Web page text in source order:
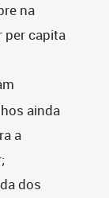
na
per capita
ainda
a
dos